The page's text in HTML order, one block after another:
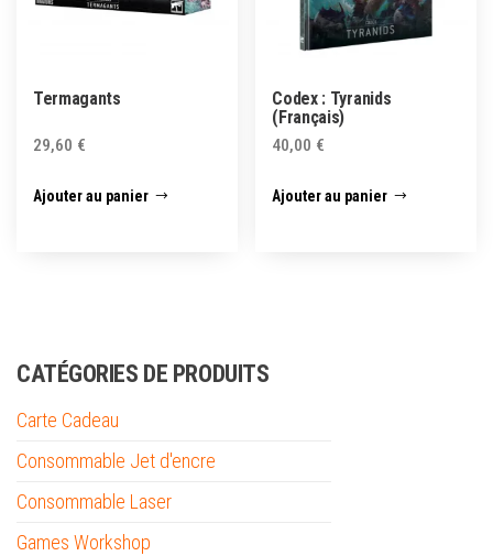
Termagants
29,60 €
Ajouter au panier
Codex : Tyranids
(Français)
40,00 €
Ajouter au panier
CATÉGORIES DE PRODUITS
Carte Cadeau
Consommable Jet d'encre
Consommable Laser
Games Workshop